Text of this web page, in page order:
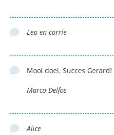
Leo en corrie
Mooi doel. Succes Gerard!
Marco Delfos
Alice